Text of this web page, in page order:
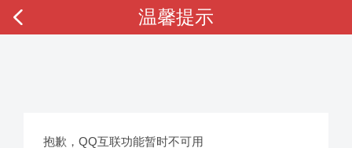
温馨提示
抱歉，QQ互联功能暂时不可用